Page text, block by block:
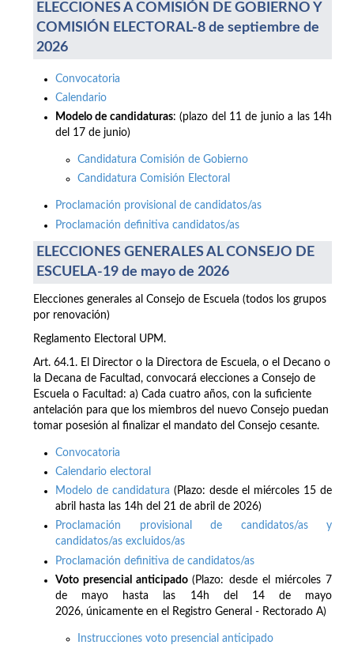
ELECCIONES A COMISIÓN DE GOBIERNO Y
COMISIÓN ELECTORAL-8 de septiembre de
2026
Convocatoria
Calendario
Modelo de candidaturas: (plazo del 11 de junio a las 14h
del 17 de junio)
Candidatura Comisión de Gobierno
Candidatura Comisión Electoral
Proclamación provisional de candidatos/as
Proclamación definitiva candidatos/as
ELECCIONES GENERALES AL CONSEJO DE
ESCUELA-19 de mayo de 2026
Elecciones generales al Consejo de Escuela (todos los grupos
por renovación)
Reglamento Electoral UPM.
Art. 64.1. El Director o la Directora de Escuela, o el Decano o
la Decana de Facultad, convocará elecciones a Consejo de
Escuela o Facultad: a) Cada cuatro años, con la suficiente
antelación para que los miembros del nuevo Consejo puedan
tomar posesión al finalizar el mandato del Consejo cesante.
Convocatoria
Calendario electoral
Modelo de candidatura (Plazo: desde el miércoles 15 de
abril hasta las 14h del 21 de abril de 2026)
Proclamación provisional de candidatos/as y
candidatos/as excluidos/as
Proclamación definitiva de candidatos/as
Voto presencial anticipado(Plazo: desde el miércoles 7
de mayo hasta las 14h del 14 de mayo
2026, únicamente en el Registro General - Rectorado A)
Instrucciones voto presencial anticipado